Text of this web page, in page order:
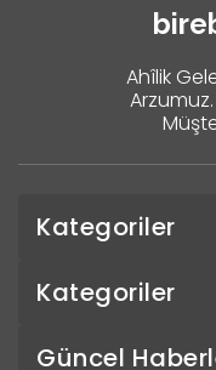
Ahîlik
Kategoriler
Kategoriler
Güncel